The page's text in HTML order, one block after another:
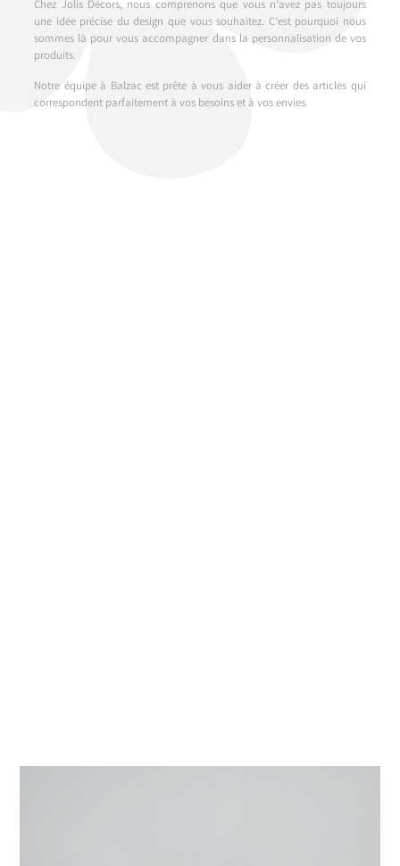
Chez Jolis Décors, nous comprenons que vous n’avez pas toujours
une idée précise du design que vous souhaitez. C’est pourquoi nous
sommes là pour vous accompagner dans la personnalisation de vos
produits.
Notre équipe à Balzac est prête à vous aider à créer des articles qui
correspondent parfaitement à vos besoins et à vos envies.